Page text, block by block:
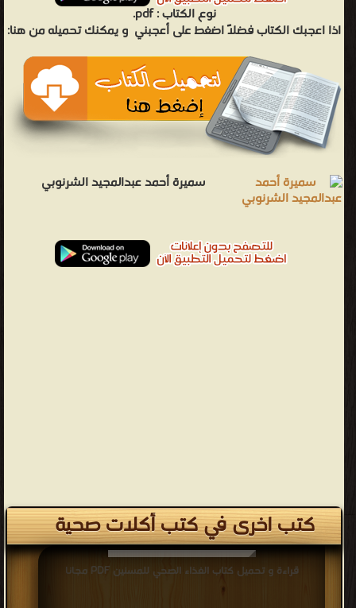
نوع الكتاب :pdf.
اذا اعجبك الكتاب فضلاً اضغط على أعجبني و يمكنك تحميله من هنا:
سميرة أحمد عبدالمجيد الشرنوبي
كتب اخرى في كتب أكلات صحية
قراءة و تحميل كتاب الغذاء الصحي للمسنين PDF مجانا